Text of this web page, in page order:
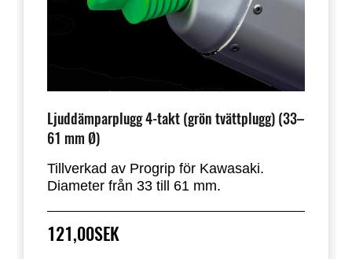
Ljuddämparplugg 4-takt (grön tvättplugg) (33–
61 mm Ø)
Tillverkad av Progrip för Kawasaki.
Diameter från 33 till 61 mm.
121,00SEK